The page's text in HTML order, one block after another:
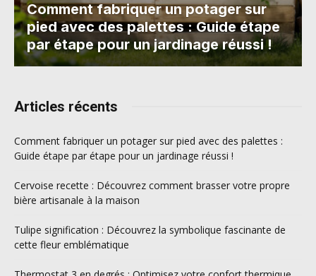
Comment fabriquer un potager sur
pied avec des palettes : Guide étape
par étape pour un jardinage réussi !
Articles récents
Comment fabriquer un potager sur pied avec des palettes :
Guide étape par étape pour un jardinage réussi !
Cervoise recette : Découvrez comment brasser votre propre
bière artisanale à la maison
Tulipe signification : Découvrez la symbolique fascinante de
cette fleur emblématique